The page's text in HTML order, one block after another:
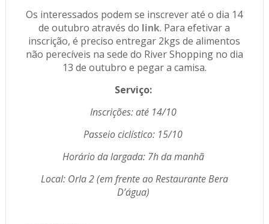
Os interessados podem se inscrever até o dia 14
de outubro através do link. Para efetivar a
inscrição, é preciso entregar 2kgs de alimentos
não perecíveis na sede do River Shopping no dia
13 de outubro e pegar a camisa.
Serviço:
Inscrições: até 14/10
Passeio ciclístico: 15/10
Horário da largada: 7h da manhã
Local: Orla 2 (em frente ao Restaurante Bera
D’água)